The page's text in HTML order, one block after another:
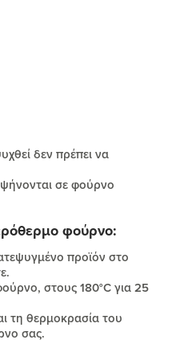
δεν πρέπει να
σε φούρνο
φούρνο:
προϊόν στο
στους 180°C για 25
τη θερμοκρασία του
σας.